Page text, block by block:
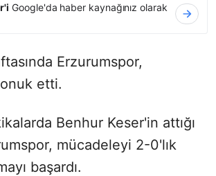
Google'da haber kaynağınız olarak
Erzurumspor,
etti.
Benhur Keser'in attığı
mücadeleyi 2-0'lık
başardı.